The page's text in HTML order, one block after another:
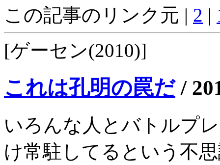
この記事のリンク元 | 2 |
[ゲーセン(2010)]
これは孔明の罠だ/
いろんな人とバトルプ
け常駐してるという不